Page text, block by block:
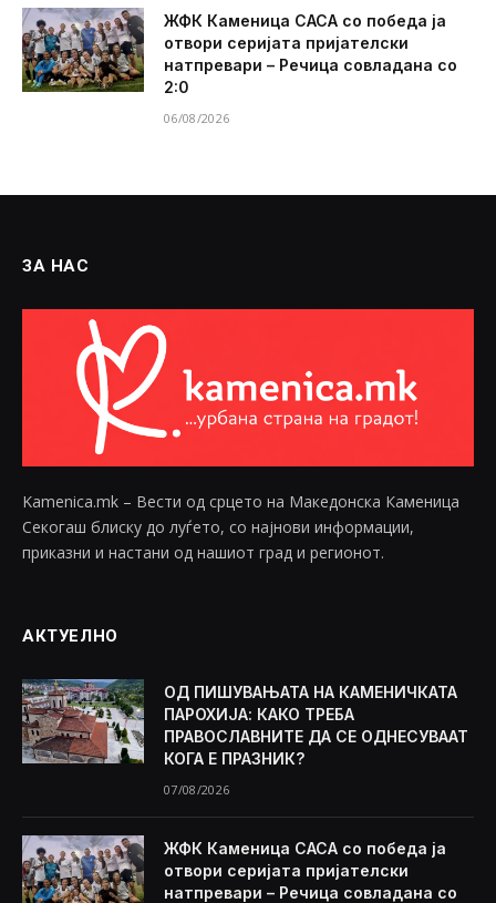
ЖФК Каменица САСА со победа ја
отвори серијата пријателски
натпревари – Речица совладана со
2:0
06/08/2026
ЗА НАС
Kamenica.mk – Вести од срцето на Македонска Каменица
Секогаш блиску до луѓето, со најнови информации,
приказни и настани од нашиот град и регионот.
АКТУЕЛНО
ОД ПИШУВАЊАТА НА КАМЕНИЧКАТА
ПАРОХИЈА: КАКО ТРЕБА
ПРАВОСЛАВНИТЕ ДА СЕ ОДНЕСУВААТ
КОГА Е ПРАЗНИК?
07/08/2026
ЖФК Каменица САСА со победа ја
отвори серијата пријателски
натпревари – Речица совладана со